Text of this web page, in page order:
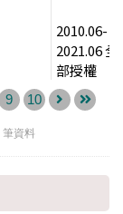
2010.06-
2021.06 全
部授權
9 10
筆資料